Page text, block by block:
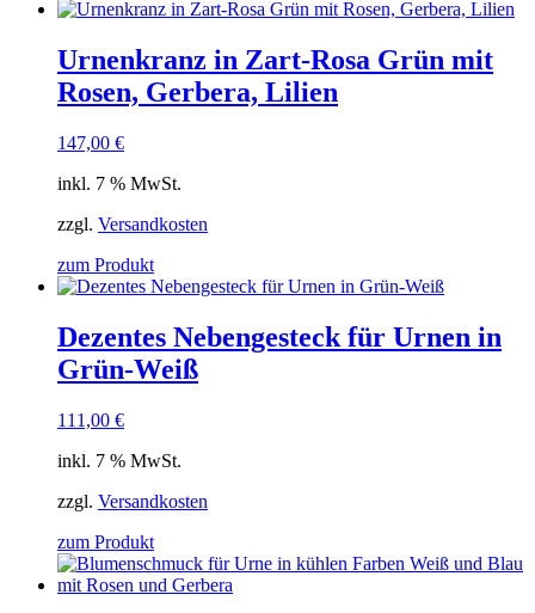
Urnenkranz in Zart-Rosa Grün mit
Rosen, Gerbera, Lilien
147,00 €
inkl. 7 % MwSt.
zzgl. Versandkosten
zum Produkt
Dezentes Nebengesteck für Urnen in
Grün-Weiß
111,00 €
inkl. 7 % MwSt.
zzgl. Versandkosten
zum Produkt